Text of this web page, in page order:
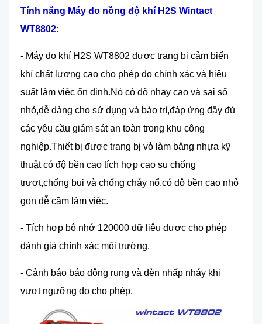
Tính năng Máy đo nồng độ khí H2S Wintact
WT8802:
- Máy đo khí H2S WT8802 được trang bị cảm biến
khí chất lượng cao cho phép đo chính xác và hiệu
suất làm việc ổn định.Nó có độ nhạy cao và sai số
nhỏ,dễ dàng cho sử dụng và bảo trì,đáp ứng đầy đủ
các yêu cầu giám sát an toàn trong khu công
nghiệp.Thiết bị được trang bị vỏ làm bằng nhựa kỹ
thuật có độ bền cao tích hợp cao su chống
trượt,chống bụi và chống cháy nổ,có độ bền cao nhỏ
gọn dễ cầm làm việc.
- Tích hợp bộ nhớ 120000 dữ liệu được cho phép
đánh giá chính xác môi trường.
- Cảnh báo báo động rung và đèn nhấp nháy khi
vượt ngưỡng đo cho phép.